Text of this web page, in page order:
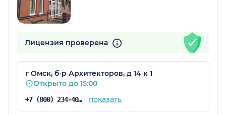
Лицензия проверена
г Омск, б-р Архитекторов, д 14 к 1
Открыто до 15:00
+7 (800) 234-40-50 показать